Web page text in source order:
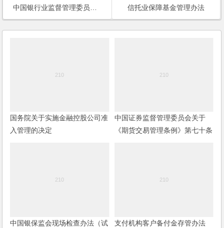
中国银行业监督管理委员会关于鼓励和引导民间资本参与农村信用社产权改革工作的通知
信托业保障基金管理办法
国务院关于实施金融控股公司准
入管理的决定
中国证券监督管理委员会关于
《期货交易管理条例》第七十条
中国银保监会现场检查办法（试
支付机构客户备付金存管办法